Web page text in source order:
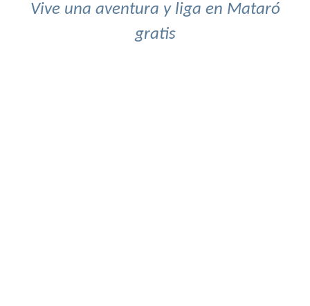
Vive una aventura y liga en Mataró
gratis